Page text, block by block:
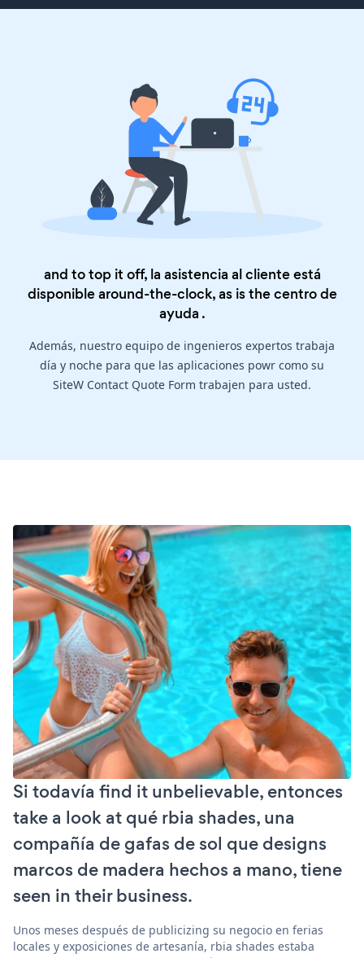
and to top it off, la asistencia al cliente está
disponible around-the-clock, as is thecentro de
ayuda .
Además, nuestro equipo de ingenieros expertos trabaja
día y noche para que las aplicaciones powr como su
SiteW Contact Quote Form trabajen para usted.
Si todavía find it unbelievable, entonces
take a look at qué rbia shades, una
compañía de gafas de sol que designs
marcos de madera hechos a mano, tiene
seen in their business.
Unos meses después de publicizing su negocio en ferias
locales y exposiciones de artesanía, rbia shades estaba